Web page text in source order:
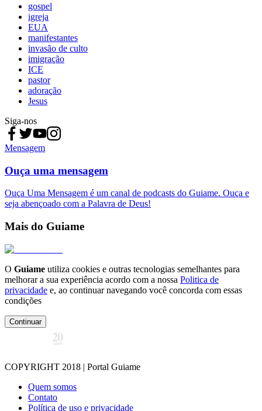
gospel
igreja
EUA
manifestantes
invasão de culto
imigração
ICE
pastor
adoração
Jesus
Siga-nos
Mensagem
Ouça uma mensagem
Ouça Uma Mensagem é um canal de podcasts do Guiame. Ouça e
seja abençoado com a Palavra de Deus!
Mais do Guiame
O Guiame utiliza cookies e outras tecnologias semelhantes para
melhorar a sua experiência acordo com a nossa Politica de
privacidade e, ao continuar navegando você concorda com essas
condições
Continuar
COPYRIGHT 2018 | Portal Guiame
Quem somos
Contato
Política de uso e privacidade